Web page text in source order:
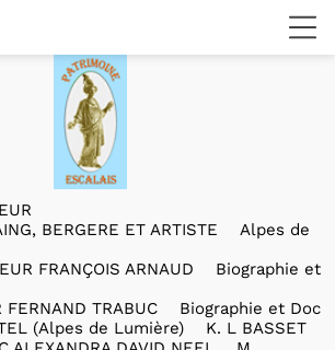
BERGERE ET ARTISTE Alpes de
FRANÇOIS ARNAUD Biographie et
TRABUC Biographie et Doc
(Alpes de Lumière) K. L BASSET